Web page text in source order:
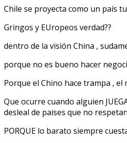
Chile se proyecta como un país
Gringos y EUropeos verdad??
dentro de la visión China ,
porque no es bueno hacer
Porque el Chino hace trampa , el
Que ocurre cuando alguien
desleal de paises que no
PORQUE lo barato siempre